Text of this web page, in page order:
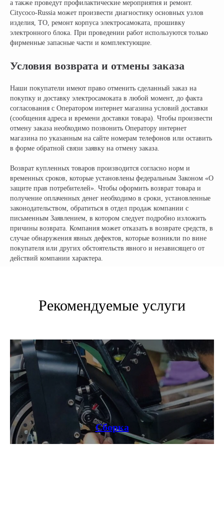
а также проведут профилактические мероприятия и ремонт.
Citycoco-Russia может произвести диагностику основных узлов
изделия, ТО, ремонт корпуса электросамоката, прошивку
электронного блока. При проведении работ используются только
фирменные запасные части и комплектующие.
Условия возврата и отмены заказа
Наши покупатели имеют право отменить сделанный заказ на
покупку и доставку электросамоката в любой момент, до факта
согласования с Оператором интернет магазина условий доставки
(сообщения адреса и времени доставки товара). Чтобы произвести
отмену заказа необходимо позвонить Оператору интернет
магазина по указанным на сайте номерам телефонов или оставить
в форме обратной связи заявку на отмену заказа.
Возврат купленных товаров производится согласно норм и
временных сроков, которые установлены федеральным Законом «О
защите прав потребителей». Чтобы оформить возврат товара и
получение оплаченных денег необходимо в сроки, установленные
законодательством, обратиться в отдел продаж компании с
письменным Заявлением, в котором следует подробно изложить
причины возврата. Компания может отказать в возврате средств, в
случае обнаружения явных дефектов, которые возникли по вине
покупателя или других обстоятельств явного и независящего от
действий компании характера.
Рекомендуемые услуги
Сборка
по всей России
info@citycoco-russia.com
Записаться на тест-драйв
Московская область, г. Мытищи, ул. Ярмарочная с4Б.
Павильон Т 10-15
г. Москва, съезд 91-й км МКАД
Ростовское Шоссе 11/4
г. Краснодар
Получить консультацию
НАШИ САЛОНЫ:
ИНН: 502986579524
ОГРН: 319505300005981